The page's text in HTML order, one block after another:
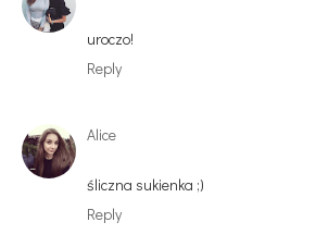
uroczo!
Reply
Alice
śliczna sukienka ;)
Reply